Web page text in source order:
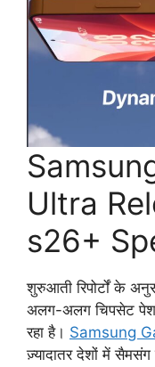
Ultra
s26+
शुरुआती रिपोर्टों के
अलग-अलग चिपसेट पेश
रहा है। Samsung
ज़्यादातर देशों में